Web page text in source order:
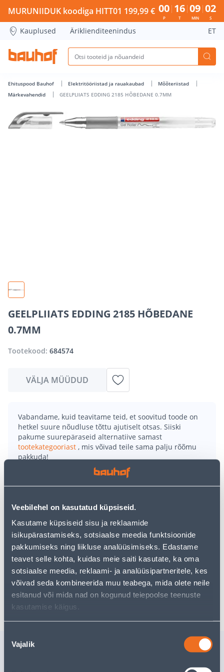
Veebilehel on kasutatud küpsiseid.
Kasutame küpsiseid sisu ja reklaamide
isikupärastamiseks, sotsiaalse meedia funktsioonide
pakkumiseks ning liikluse analüüsimiseks. Edastame
teavet selle kohta, kuidas meie saiti kasutate, ka oma
sotsiaalse meedia, reklaami- ja analüüsipartneritele, kes
võivad seda kombineerida muu teabega, mida olete neile
esitanud või mida nad on kogunud teiepoolse teenuste
kasutamise käigus.
valik
Vajalik
GEELPLIIATS EDDING 2185 HÕBEDANE 0.7MM - Bauhof has
MURUNIIDUK koodiga HITT01 199,99 € 00
P
16
T
09
MIN
01
S
Kauplused Äriklienditeenindus ET
Ehituspood Bauhof Elektritööriistad ja rauakaubad
Mõõteriistad
Märkevahendid
GEELPLIIATS EDDING 2185 HÕBEDANE 0.7MM
GEELPLIIATS EDDING 2185 HÕBEDANE
0.7MM
Tootekood: 684574
VÄLJA MÜÜDUD
Vabandame, kuid teavitame teid, et soovitud toode on
hetkel suure nõudluse tõttu ajutiselt otsas. Siiski
pakume suurepäraseid alternatiive samast
tootekategooriast , mis võivad teile sama palju rõõmu
pakkuda!
Teie ostlemisrõõm ei pea aga siin lõppema - oma
uurimistööd saate jätkata, naastes
kasutades meie võimsat otsingufunktsiooni, et leida
• Geelpliiatsi kuul on 0,7 mm laiusega.
• Mugava kummeeritud sõrmeosaga.
• Hõbedast värvi.
• 14-päevane tagastusõigus.
Tarne pole võimalik
Sarnased tooted